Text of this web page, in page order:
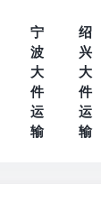
宁
波
大
件
运
输
绍
兴
大
件
运
输